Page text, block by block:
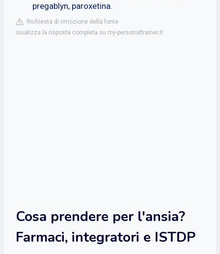
pregablyn, paroxetina.
Richiesta di rimozione della fonte
isualizza la risposta completa su my-personaltrainer.it
Cosa prendere per l'ansia?
Farmaci, integratori e ISTDP